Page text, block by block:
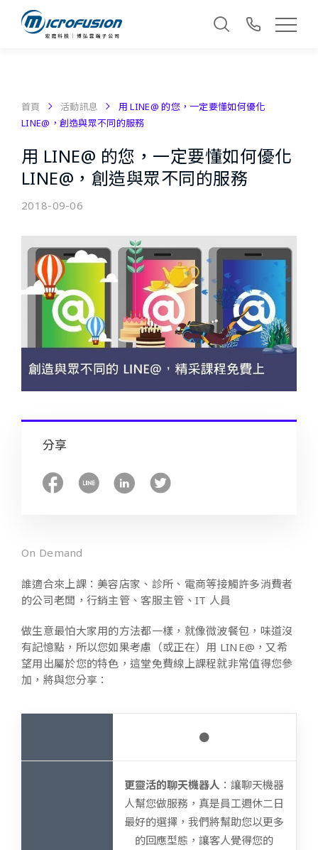
首頁 活動訊息
用 LINE@ 的您，一定要懂如何優化
LINE@，創造與眾不同的服務
用 LINE@ 的您，一定要懂如何優化
LINE@，創造與眾不同的服務
2018-09-06
分享
On Demand
誰適合來上課：美容店家、診所、電商等接觸許多消費者
的公司老闆，行銷主管、客服主管、IT 人員
做生意最怕大家用的方法都一樣，就像微波餐包，味道沒
有記憶點，所以您如果考慮（或正在）用 LINE@，又希
望用出屬於您的特色，這堂免費線上課程就非常值得您參
加，將與您分享：
●
更靈活的聊天機器人 ：讓聊天機器
人幫您做服務，真是員工週休二日
最好的選擇，我們將幫助您以更多
的回應型態，讓客人覺得您的